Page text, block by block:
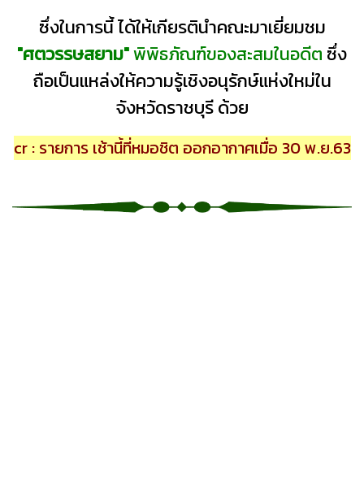
ซึ่งในการนี้ ได้ให้เกียรตินำคณะมาเยี่ยมชม
"ศตวรรษสยาม"พิพิธภัณฑ์ของสะสมในอดีต ซึ่ง
ถือเป็นแหล่งให้ความรู้เชิงอนุรักษ์แห่งใหม่ใน
จังหวัดราชบุรี ด้วย
cr : รายการ เช้านี้ที่หมอชิต ออกอากาศเมื่อ 30 พ.ย.63